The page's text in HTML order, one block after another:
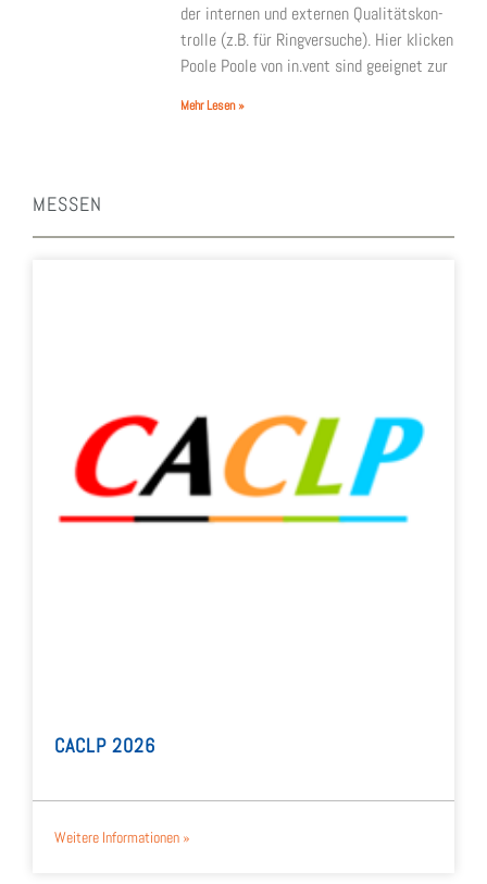
der inter­nen und exter­nen Qua­li­täts­kon­
trol­le (z.B. für Ring­ver­su­che). Hier kli­cken
Poo­le Poo­le von in.vent sind geeig­net zur
Mehr Lesen »
MES­SEN
CACLP 2026
Wei­te­re Infor­ma­tio­nen »